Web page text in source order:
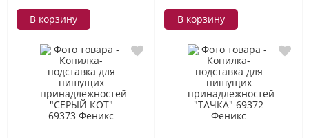
В корзину В корзину